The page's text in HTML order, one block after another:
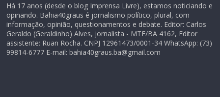
Há 17 anos (desde o blog Imprensa Livre), estamos noticiando e
opinando. Bahia40graus é jornalismo político, plural, com
informação, opinião, questionamentos e debate. Editor: Carlos
Geraldo (Geraldinho) Alves, jornalista - MTE/BA 4162, Editor
assistente: Ruan Rocha. CNPJ 12961473/0001-34 WhatsApp: (73)
99814-6777 E-mail: bahia40graus.ba@gmail.com